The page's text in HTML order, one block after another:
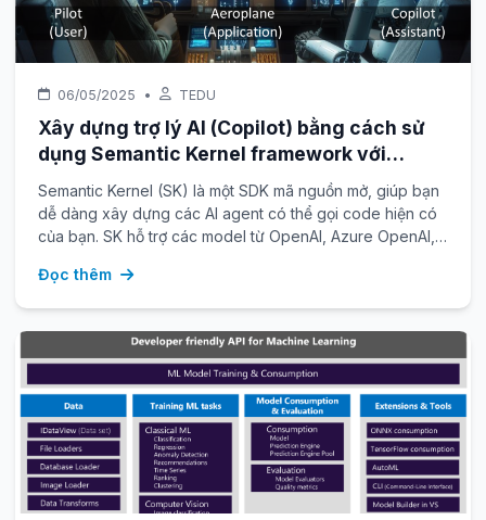
06/05/2025 • TEDU
Xây dựng trợ lý AI (Copilot) bằng cách sử
dụng Semantic Kernel framework với
C#.NET
Semantic Kernel (SK) là một SDK mã nguồn mở, giúp bạn
dễ dàng xây dựng các AI agent có thể gọi code hiện có
của bạn. SK hỗ trợ các model từ OpenAI, Azure OpenAI,
Đọc thêm